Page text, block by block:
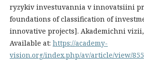
ryzykiv investuvannia v innovatsiini
foundations of classification of
innovative projects]. Akademichni vizii,
Available at: https://academy-
vision.org/index.php/av/article/view/855